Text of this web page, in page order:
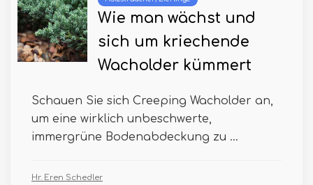
Wie man wächst und
sich um kriechende
Wacholder kümmert
Schauen Sie sich Creeping Wacholder an,
um eine wirklich unbeschwerte,
immergrüne Bodenabdeckung zu ...
Hr. Eren Schedler